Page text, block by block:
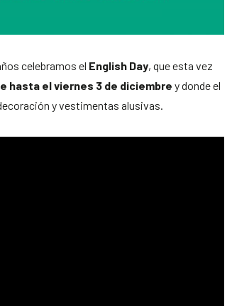
celebramos el English Day, que esta vez
hasta el viernes 3 de diciembre y donde el
y vestimentas alusivas.